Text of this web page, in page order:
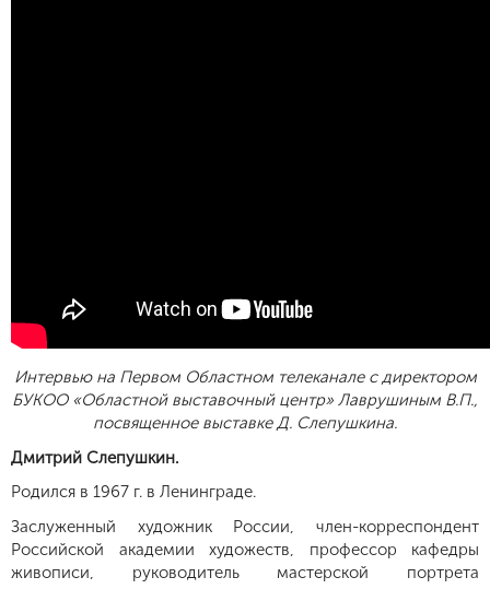
Интервью на Первом Областном телеканале с директором
БУКОО «Областной выставочный центр» Лаврушиным В.П.,
посвященное выставке Д. Слепушкина.
Дмитрий Слепушкин.
Родился в 1967 г. в Ленинграде.
Заслуженный художник России, член-корреспондент
Российской академии художеств, профессор кафедры
живописи, руководитель мастерской портрета